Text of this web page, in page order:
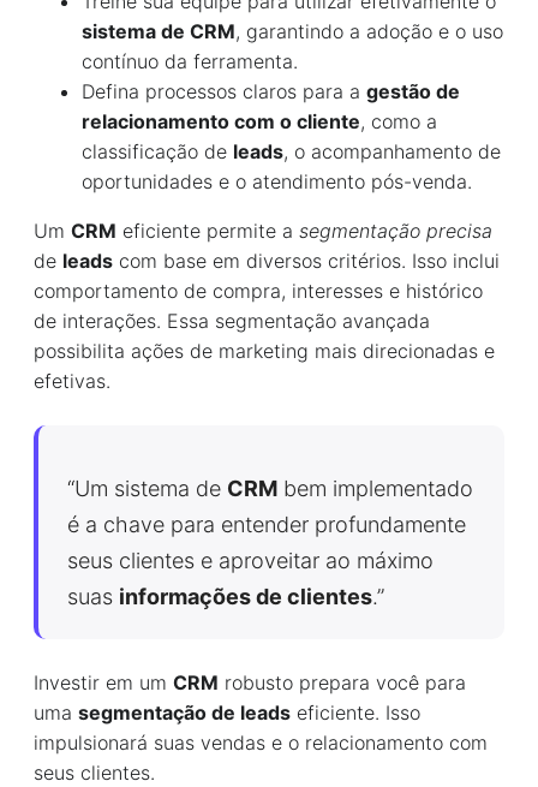
sistema de CRM, garantindo a adoção e o uso
contínuo da ferramenta.
Defina processos claros para a gestão de
relacionamento com o cliente, como a
classificação de leads, o acompanhamento de
oportunidades e o atendimento pós-venda.
Um CRM eficiente permite a segmentação precisa
de leads com base em diversos critérios. Isso inclui
comportamento de compra, interesses e histórico
de interações. Essa segmentação avançada
possibilita ações de marketing mais direcionadas e
efetivas.
“Um sistema de CRM bem implementado
é a chave para entender profundamente
seus clientes e aproveitar ao máximo
suas informações de clientes.”
Investir em um CRM robusto prepara você para
uma segmentação de leads eficiente. Isso
impulsionará suas vendas e o relacionamento com
seus clientes.